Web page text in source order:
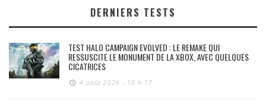
DERNIERS TESTS
TEST HALO CAMPAIGN EVOLVED : LE REMAKE QUI
RESSUSCITE LE MONUMENT DE LA XBOX, AVEC QUELQUES
CICATRICES
4 août 2026 - 10 h 17